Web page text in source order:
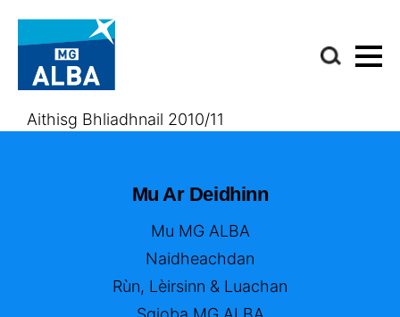
Aithisg Bhliadhnail 2010/11
Mu Ar Deidhinn
Mu MG ALBA
Naidheachdan
Rùn, Lèirsinn & Luachan